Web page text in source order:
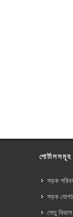
পোর্টালসমূহ
সড়ক
সড়ক
সেতু বিভাগ